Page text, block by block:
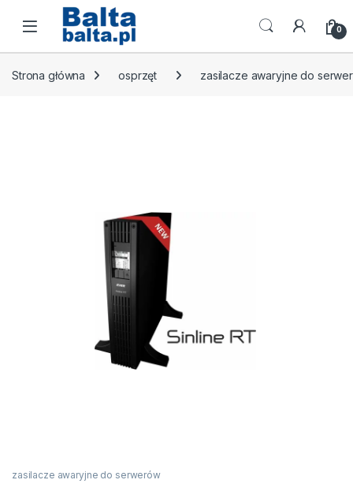
Skip to navigation
Skip to content
Open 0
Strona główna osprzęt zasilacze awaryjne do
zasilacze awaryjne do serwerów